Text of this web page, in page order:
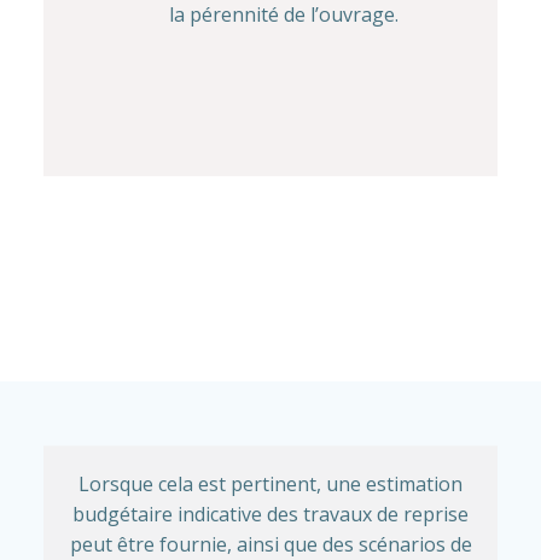
la pérennité de l’ouvrage.
Lorsque cela est pertinent, une estimation
budgétaire indicative des travaux de reprise
peut être fournie, ainsi que des scénarios de